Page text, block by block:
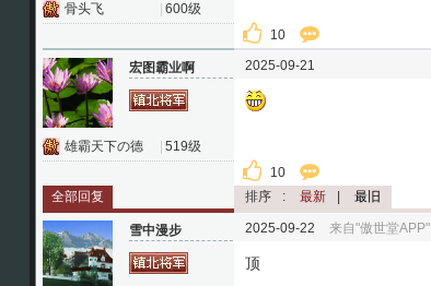
骨头飞 600级
10
宏图霸业啊
雄霸天下の德 519级
2025-09-21
10
全部回复
排序 : 最新 最旧
雪中漫步 2025-09-22 来自"傲世堂APP"
顶